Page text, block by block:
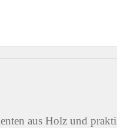
aus Holz und